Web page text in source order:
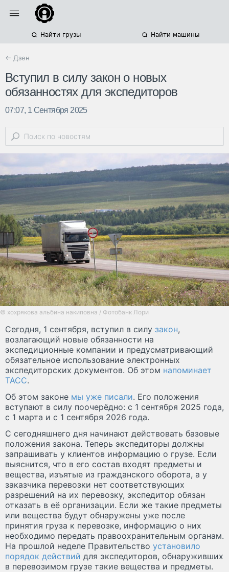
Найти грузы Найти машины
← Дзен
Вступил в силу закон о новых
обязанностях для экспедиторов
07:07, 1 Сентября 2025
© хохрякова альбина накиповна / Фотобанк Лори
Сегодня, 1 сентября, вступил в силу закон,
возлагающий новые обязанности на
экспедиционные компании и предусматривающий
обязательное использование электронных
экспедиторских документов. Об этом напоминает
ТАСС.
Об этом законе мы уже писали. Его положения
вступают в силу поочерёдно: с 1 сентября 2025 года,
с 1 марта и с 1 сентября 2026 года.
С сегодняшнего дня начинают действовать базовые
положения закона. Теперь экспедиторы должны
запрашивать у клиентов информацию о грузе. Если
выяснится, что в его состав входят предметы и
вещества, изъятые из гражданского оборота, а у
заказчика перевозки нет соответствующих
разрешений на их перевозку, экспедитор обязан
отказать в её организации. Если же такие предметы
или вещества будут обнаружены уже после
принятия груза к перевозке, информацию о них
необходимо передать правоохранительным органам.
На прошлой неделе Правительство установило
порядок действий для экспедиторов, обнаруживших
в перевозимом грузе такие вещества и предметы.